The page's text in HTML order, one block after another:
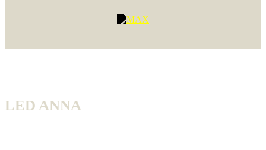
LED ANNA